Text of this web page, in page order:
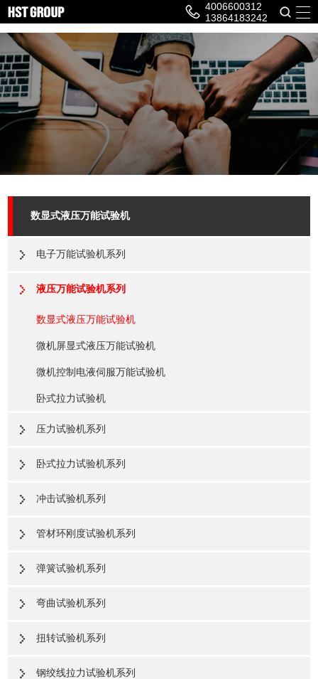
4006600312
13864183242
数显式液压万能试验机
电子万能试验机系列
液压万能试验机系列
数显式液压万能试验机
微机屏显式液压万能试验机
微机控制电液伺服万能试验机
卧式拉力试验机
压力试验机系列
卧式拉力试验机系列
冲击试验机系列
管材环刚度试验机系列
弹簧试验机系列
弯曲试验机系列
扭转试验机系列
钢绞线拉力试验机系列